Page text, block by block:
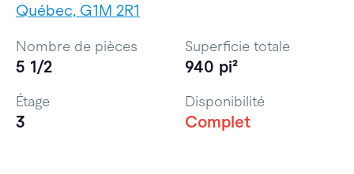
Québec, G1M 2R1
Nombre de pièces
5 1/2
Superficie totale
940 pi²
Étage
3
Disponibilité
Complet